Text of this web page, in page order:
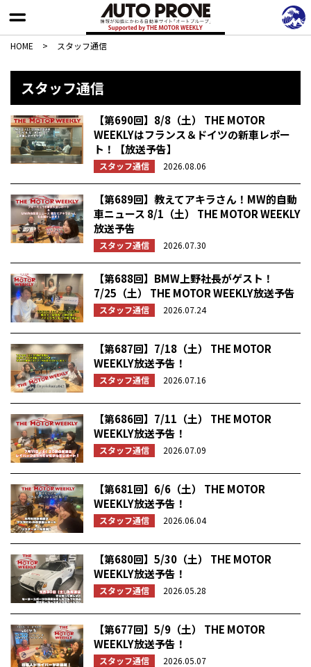
HOME > スタッフ通信
スタッフ通信
【第690回】8/8（土） THE MOTOR
WEEKLYはフランス＆ドイツの新車レポー
ト！【放送予告】
スタッフ通信 2026.08.06
【第689回】教えてアキラさん！MW的自動
車ニュース 8/1（土） THE MOTOR WEEKLY
放送予告
スタッフ通信 2026.07.30
【第688回】BMW上野社長がゲスト！
7/25（土） THE MOTOR WEEKLY放送予告
スタッフ通信 2026.07.24
【第687回】7/18（土） THE MOTOR
WEEKLY放送予告！
スタッフ通信 2026.07.16
【第686回】7/11（土） THE MOTOR
WEEKLY放送予告！
スタッフ通信 2026.07.09
【第681回】6/6（土） THE MOTOR
WEEKLY放送予告！
スタッフ通信 2026.06.04
【第680回】5/30（土） THE MOTOR
WEEKLY放送予告！
スタッフ通信 2026.05.28
【第677回】5/9（土） THE MOTOR
WEEKLY放送予告！
スタッフ通信 2026.05.07